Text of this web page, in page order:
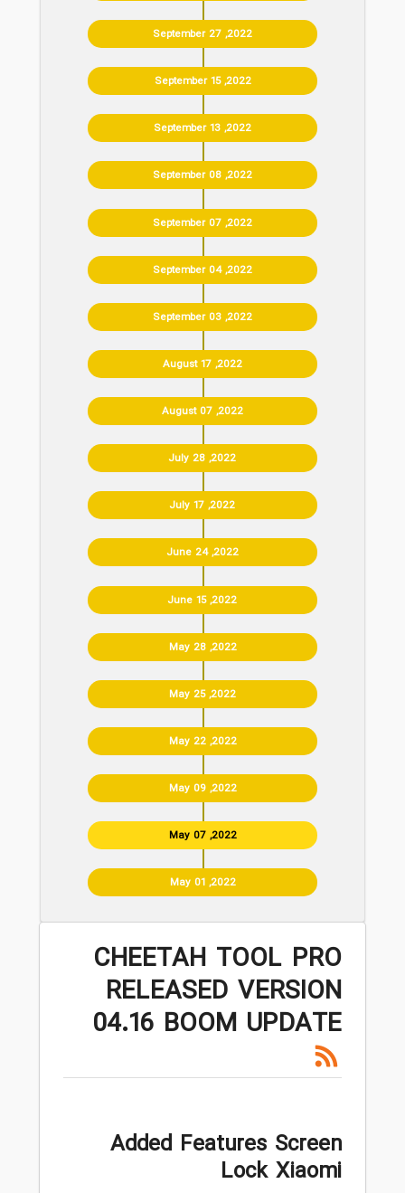
September 27 ,2022
September 15 ,2022
September 13 ,2022
September 08 ,2022
September 07 ,2022
September 04 ,2022
September 03 ,2022
August 17 ,2022
August 07 ,2022
July 28 ,2022
July 17 ,2022
June 24 ,2022
June 15 ,2022
May 28 ,2022
May 25 ,2022
May 22 ,2022
May 09 ,2022
May 07 ,2022
May 01 ,2022
CHEETAH TOOL PRO
RELEASED VERSION
04.16 BOOM UPDATE
Added Features Screen
Lock Xiaomi